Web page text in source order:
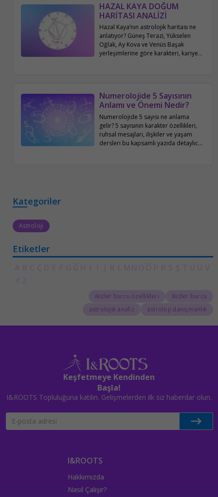
HAZAL KAYA DOĞUM
HARİTASI ANALİZİ
Hazal Kaya’nın astrolojik haritası ne
anlatıyor? Güneş Terazi, Yükselen
Oğlak, Ay Kova ve Venüs Başak
yerleşimlerine göre karakteri, kariyeri,
Numerolojide 5 Sayısının
Anlamı ve Önemi Nedir?
Numerolojide 5 sayısı ne anlama
gelir? 5 sayısının karakter özellikleri,
ruhsal mesajları, ilişkiler ve yaşam
dersleri bu kapsamlı yazıda detaylıca
Kategoriler
Astroloji
Etiketler
ikizler burcu
ikizler burcu özellikleri
astroloji danışmanlık
astrolojik analiz
Keşfetmeye Kendinden
Başla!
I&ROOTS Topluluğuna katılın. Gelişmelerden ilk siz haberdar olun.
I&ROOTS
Hakkımızda
Nasıl Çalışır?